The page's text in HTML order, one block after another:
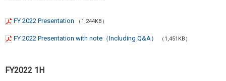
FY 2022 Presentation （1,244KB）
FY 2022 Presentation with note（Including Q&A） （1,451KB）
FY2022 1H